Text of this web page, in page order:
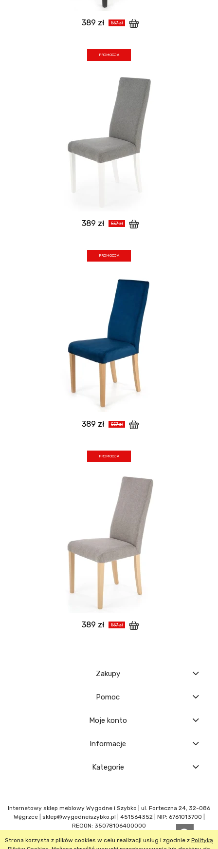
Strona korzysta z plików cookies w celu realizacji usług i zgodnie z Polityką
389 zł 557 zł
389 zł 557 zł
PROMOCJA
389 zł 557 zł
PROMOCJA
389 zł 557 zł
PROMOCJA
Zakupy
Pomoc
Moje konto
Informacje
Kategorie
Internetowy sklep meblowy Wygodne i Szybko | ul. Forteczna 24, 32-086
Węgrzce | sklep@wygodneiszybko.pl 451564352| NIP: 6761013700 |
REGON: 35078106400000
POKAŻ PEŁNĄ WERSJĘ STRONY